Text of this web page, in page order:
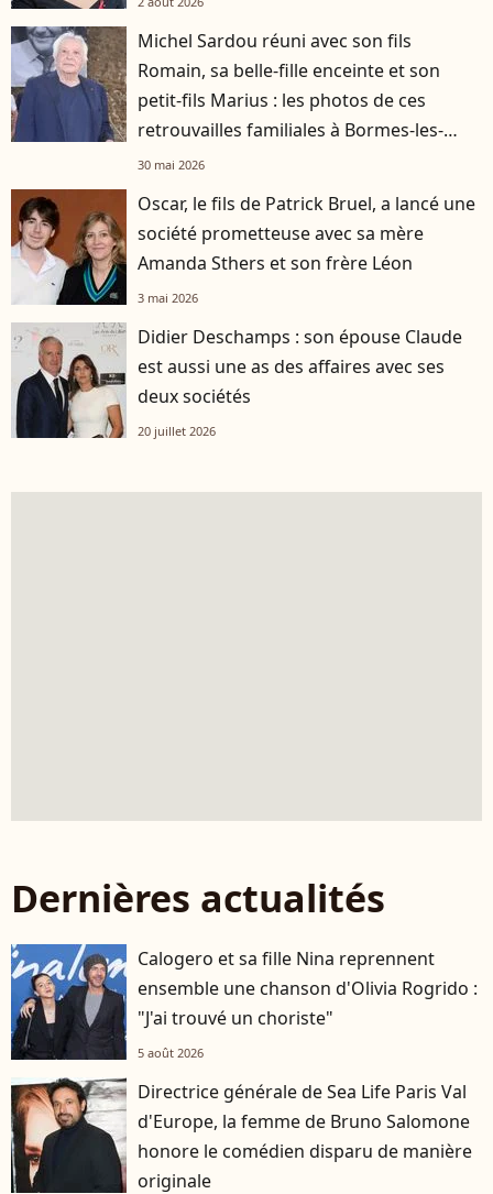
Michel Sardou réuni avec son fils
Romain, sa belle-fille enceinte et son
petit-fils Marius : les photos de ces
retrouvailles familiales à Bormes-les-
Mimosas
30 mai 2026
Oscar, le fils de Patrick Bruel, a lancé une
société prometteuse avec sa mère
Amanda Sthers et son frère Léon
3 mai 2026
Didier Deschamps : son épouse Claude
est aussi une as des affaires avec ses
deux sociétés
20 juillet 2026
Dernières actualités
Calogero et sa fille Nina reprennent
ensemble une chanson d'Olivia Rogrido :
"J'ai trouvé un choriste"
5 août 2026
Directrice générale de Sea Life Paris Val
d'Europe, la femme de Bruno Salomone
honore le comédien disparu de manière
originale